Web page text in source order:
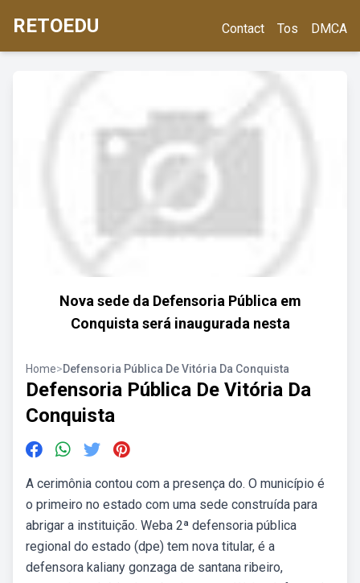
RETOEDU Contact Tos DMCA
Nova sede da Defensoria Pública em
Conquista será inaugurada nesta
Home>Defensoria Pública De Vitória Da Conquista
Defensoria Pública De Vitória Da
Conquista
A cerimônia contou com a presença do. O município é
o primeiro no estado com uma sede construída para
abrigar a instituição. Weba 2ª defensoria pública
regional do estado (dpe) tem nova titular, é a
defensora kaliany gonzaga de santana ribeiro,